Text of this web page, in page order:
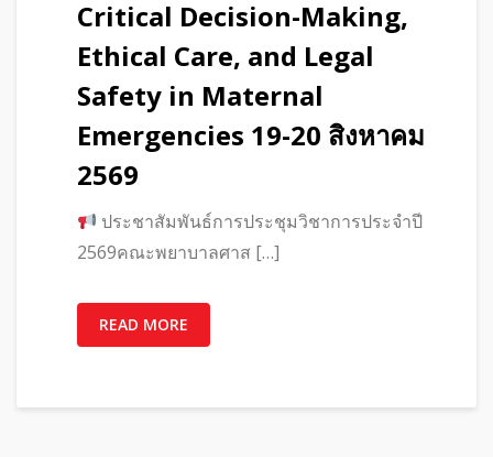
Critical Decision-Making,
Ethical Care, and Legal
Safety in Maternal
Emergencies 19-20 สิงหาคม
2569
ประชาสัมพันธ์การประชุมวิชาการประจำปี
2569คณะพยาบาลศาส […]
READ MORE